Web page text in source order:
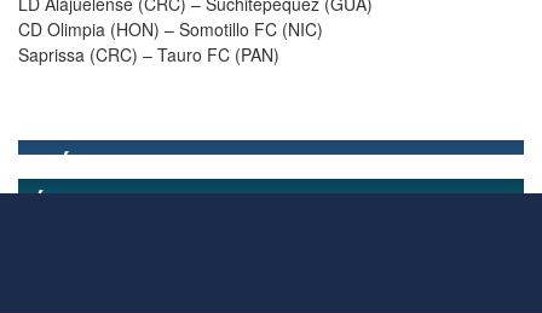
CD Olimpia (HON) – Somotillo FC (NIC)
Saprissa (CRC) – Tauro FC (PAN)